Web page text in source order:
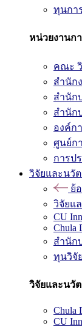
ทุนกา
หน่วยงานก
คณะ
สำนัก
สำนัก
สำนัก
องค์ก
ศูนย์ก
การป
วิจัยและนวั
ย้
วิจัยแ
CU
Chula
สำนัก
ทุนวิจัย
วิจัยและนวั
Chula
CU